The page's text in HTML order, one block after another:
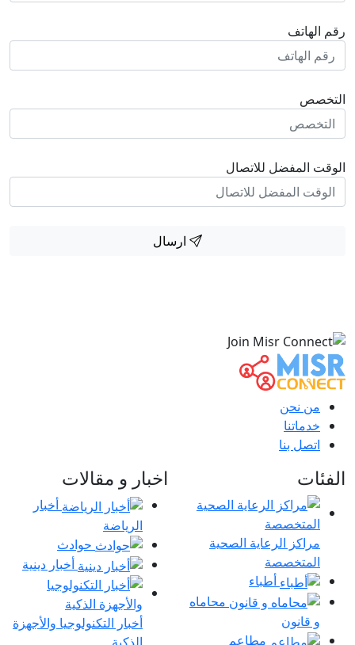
رقم الهاتف
التخصص
الوقت المفضل للاتصال
ارسال
من نحن
خدماتنا
اتصل بنا
الفئات
مراكز الرعاية الصحية
المتخصصة
أطباء
محاماه
و قانون
مطاعم
اخبار و مقالات
أخبار
الرياضة
حوادث
أخبار دينية
أخبار التكنولوجيا والأجهزة